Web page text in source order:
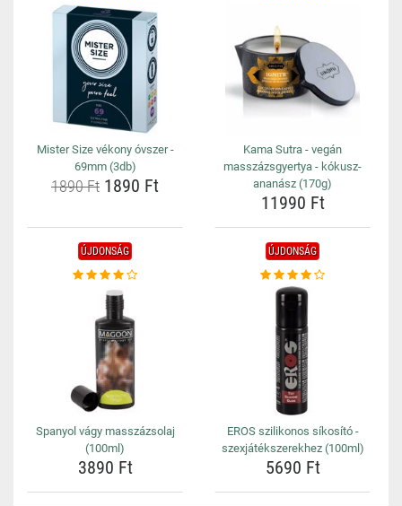
Mister Size vékony óvszer -
69mm (3db)
1890 Ft 1890 Ft
Kama Sutra - vegán
masszázsgyertya - kókusz-
ananász (170g)
11990 Ft
ÚJDONSÁG
Spanyol vágy masszázsolaj
(100ml)
3890 Ft
ÚJDONSÁG
EROS szilikonos síkosító -
szexjátékszerekhez (100ml)
5690 Ft